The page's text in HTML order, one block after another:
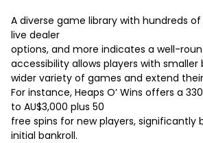
A diverse game library with hundreds
live dealer
options, and more indicates a well-
accessibility allows players with
wider variety of games and extend
For instance, Heaps O’ Wins offers a
to AU$3,000 plus 50
free spins for new players, significantly
initial bankroll.